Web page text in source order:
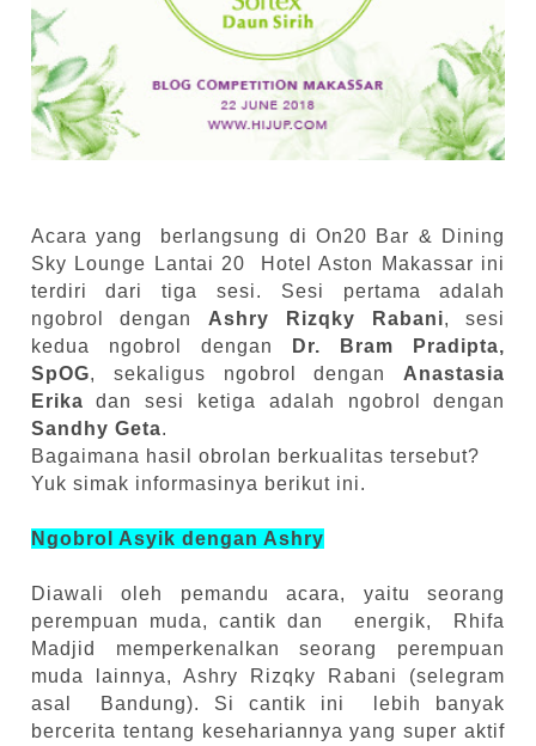
Acara yang
berlangsung di On20 Bar & Dining
Sky Lounge Lantai 20
Hotel Aston Makassar ini
terdiri dari tiga sesi. Sesi pertama adalah
ngobrol dengan Ashry Rizqky Rabani, sesi
kedua ngobrol dengan
Dr. Bram Pradipta,
SpOG, sekaligus ngobrol dengan Anastasia
Erikadan sesi ketiga adalah ngobrol dengan
Sandhy Geta.
Bagaimana hasil obrolan berkualitas tersebut?
Yuk simak informasinya berikut ini.
Ngobrol Asyik dengan Ashry
Diawali oleh pemandu acara, yaitu seorang
perempuan muda, cantik dan
energik,
Rhifa
Madjid memperkenalkan seorang perempuan
muda lainnya, Ashry Rizqky Rabani (selegram
asal
Bandung). Si cantik ini
lebih banyak
bercerita tentang kesehariannya yang super aktif